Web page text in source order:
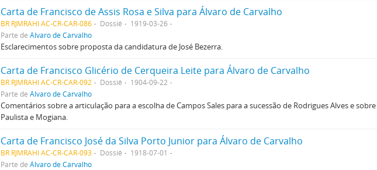
Carta de Francisco de Assis Rosa e Silva para Álvaro de Carvalho
BR RJMRAHI AC-CR-CAR-086 Dossiê
1919-03-26
Parte de Álvaro de Carvalho
Esclarecimentos sobre proposta da candidatura de José Bezerra.
Carta de Francisco Glicério de Cerqueira Leite para Álvaro de Carvalho
BR RJMRAHI AC-CR-CAR-092 Dossiê
1904-09-22
Parte de Álvaro de Carvalho
Comentários sobre a articulação para a escolha de Campos Sales para a sucessão de Rodrigues Alves e
Paulista e Mogiana.
Carta de Francisco José da Silva Porto Junior para Álvaro de Carvalho
BR RJMRAHI AC-CR-CAR-093 Dossiê
1918-07-01
Parte de Álvaro de Carvalho